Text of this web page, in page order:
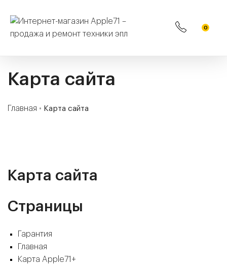
0
Карта сайта
Главная • Карта сайта
Карта сайта
Страницы
Гарантия
Главная
Карта Apple71+